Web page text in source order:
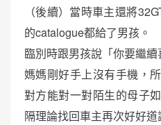
（後續）當時車主還將
的catalogue都給了男孩。
臨別時跟男孩說「你要繼續
媽媽剛好手上沒有手機，
對方能對一對陌生的母子
隔理論找回車主再次好好道